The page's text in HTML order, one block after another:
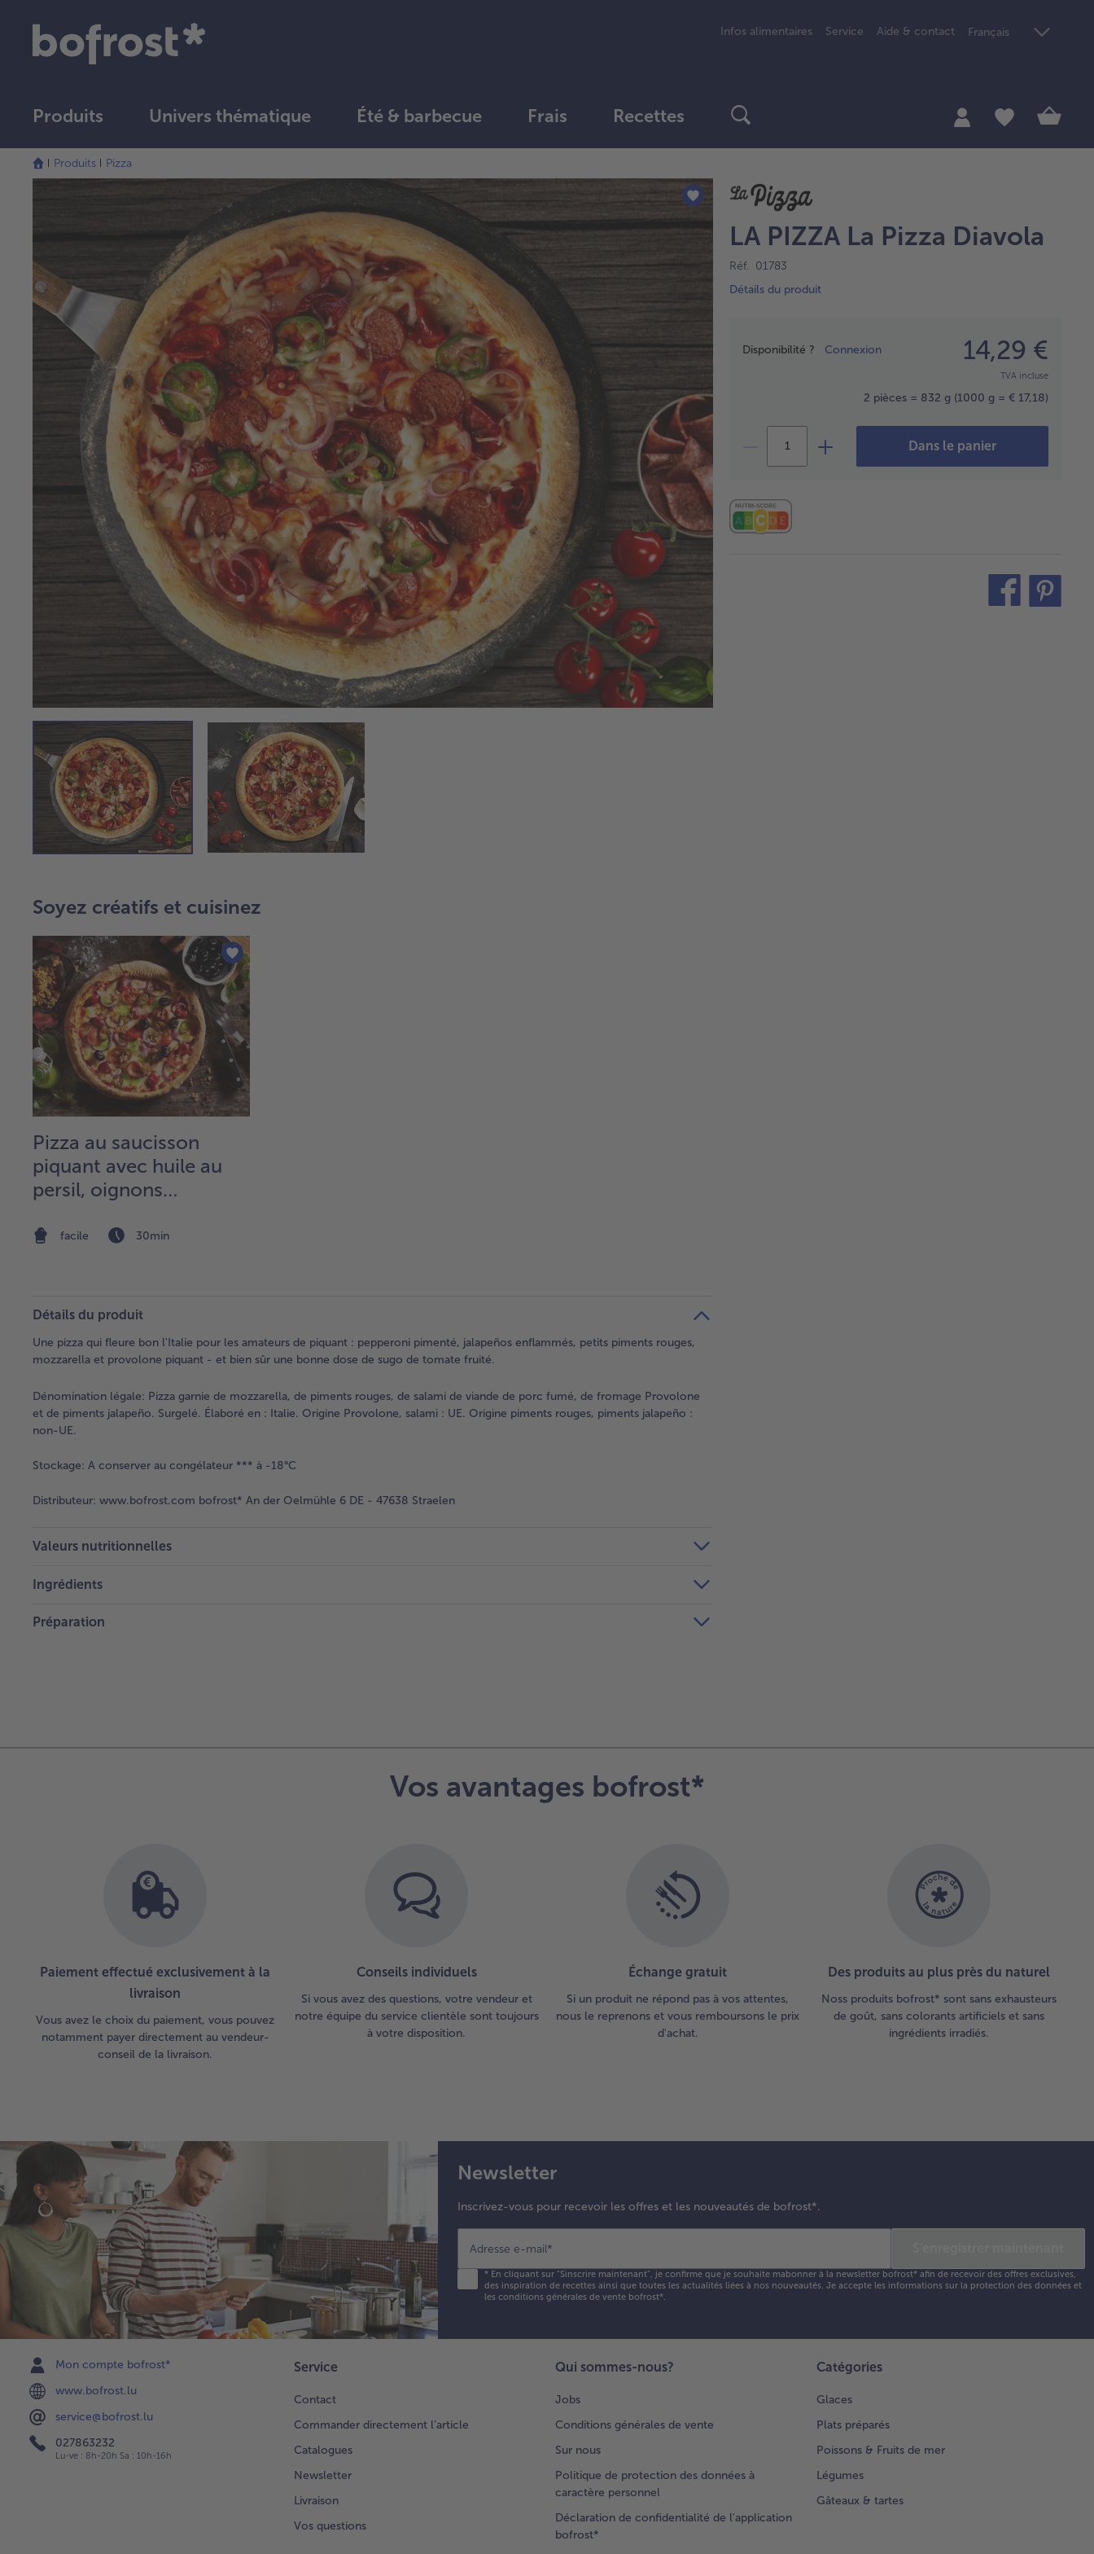
Infos alimentaires Service Aide & contact Français
Produits Univers thématique Été & barbecue Frais Recettes
Produits Pizza
LA PIZZA La Pizza Diavola
Réf. 01783
Détails du produit
Disponibilité ? Connexion 14,29 €
TVA incluse
2 pièces = 832 g (1000 g = € 17,18)
Dans le panier
teilen
Soyez créatifs et cuisinez
Pizza au saucisson
piquant avec huile au
persil, oignons
caramélisées
facile 30min
Détails du produit
Une pizza qui fleure bon l'Italie pour les amateurs de piquant : pepperoni pimenté, jalapeños enflammés, petits piments rouges,
mozzarella et provolone piquant - et bien sûr une bonne dose de sugo de tomate fruité.
Dénomination légale: Pizza garnie de mozzarella, de piments rouges, de salami de viande de porc fumé, de fromage Provolone
et de piments jalapeño. Surgelé. Élaboré en : Italie. Origine Provolone, salami : UE. Origine piments rouges, piments jalapeño :
non-UE.
Stockage: A conserver au congélateur *** à -18°C
Distributeur: www.bofrost.com bofrost* An der Oelmühle 6 DE - 47638 Straelen
Valeurs nutritionnelles
Ingrédients
Préparation
Vos avantages bofrost*
Paiement effectué exclusivement à la
livraison
Vous avez le choix du paiement, vous pouvez
notamment payer directement au vendeur-
conseil de la livraison.
Conseils individuels
Si vous avez des questions, votre vendeur et
notre équipe du service clientèle sont toujours
à votre disposition.
Échange gratuit
Si un produit ne répond pas à vos attentes,
nous le reprenons et vous remboursons le prix
d'achat.
Des produits au plus près du naturel
Noss produits bofrost* sont sans exhausteurs
de goût, sans colorants artificiels et sans
ingrédients irradiés.
Newsletter
Inscrivez-vous pour recevoir les offres et les nouveautés de bofrost*.
Adresse e-mail*
*En cliquant sur "Sinscrire maintenant", je confirme que je souhaite mabonner à la newsletter bofrost* afin de recevoir des offres exclusives,
des inspiration de recettes ainsi que toutes les actualités liées à nos nouveautés. Je accepte les informations sur la protection des données et
les conditions générales de vente bofrost*.
Mon compte bofrost*
www.bofrost.lu
service@bofrost.lu
027863232
Lu-ve : 8h-20h Sa : 10h-16h
Service
Contact
Commander directement l’article
Catalogues
Newsletter
Livraison
Vos questions
Qui sommes-nous?
Jobs
Conditions générales de vente
Sur nous
Politique de protection des données à
caractère personnel
Déclaration de confidentialité de l'application
bofrost*
Catégories
Glaces
Plats préparés
Poissons & Fruits de mer
Légumes
Gâteaux & tartes